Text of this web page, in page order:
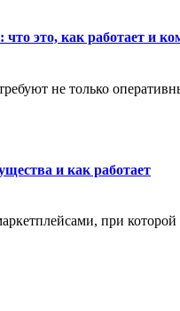
это, как работает и
не только
и как работает
при которой